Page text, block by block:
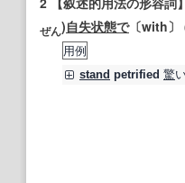
ぜん)自失状態で〔with〕
用例
stand petrified 驚